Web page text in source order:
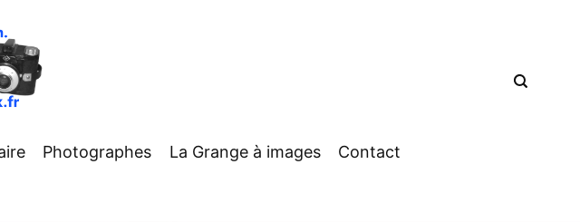
Photographes La Grange à images Contact